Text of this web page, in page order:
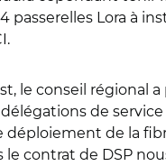
passerelles Lora à
le conseil régional
de
déploiement de la
le contrat de DSP